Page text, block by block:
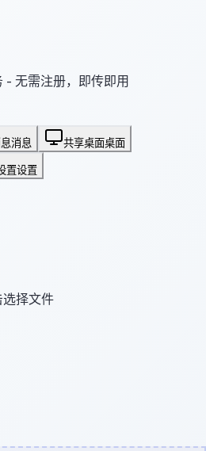
- 无需注册，即传即用
消息 共享桌面桌面
置设置
择文件